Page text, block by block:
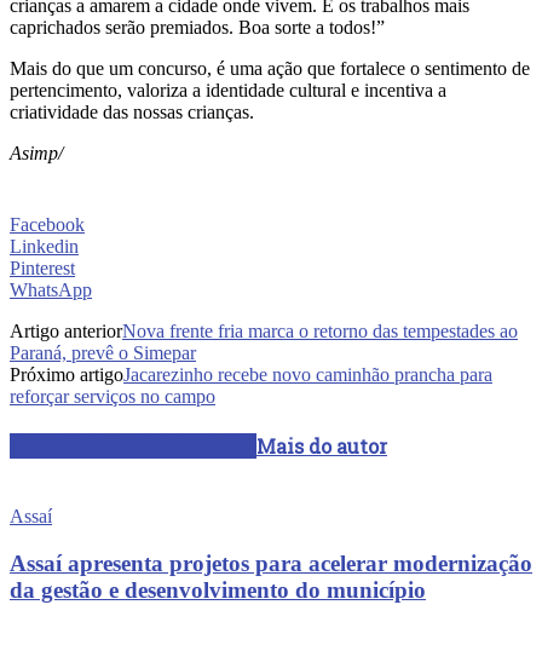
crianças a amarem a cidade onde vivem. E os trabalhos mais
caprichados serão premiados. Boa sorte a todos!”
Mais do que um concurso, é uma ação que fortalece o sentimento de
pertencimento, valoriza a identidade cultural e incentiva a
criatividade das nossas crianças.
Asimp/
Facebook
Linkedin
Pinterest
WhatsApp
Artigo anteriorNova frente fria marca o retorno das tempestades ao
Paraná, prevê o Simepar
Próximo artigoJacarezinho recebe novo caminhão prancha para
reforçar serviços no campo
Mais do autor
Assaí
Assaí apresenta projetos para acelerar modernização
da gestão e desenvolvimento do município